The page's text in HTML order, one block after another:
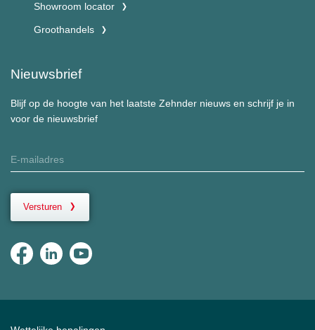
Showroom locator
Groothandels
Nieuwsbrief
Blijf op de hoogte van het laatste Zehnder nieuws en schrijf je in
voor de nieuwsbrief
Versturen